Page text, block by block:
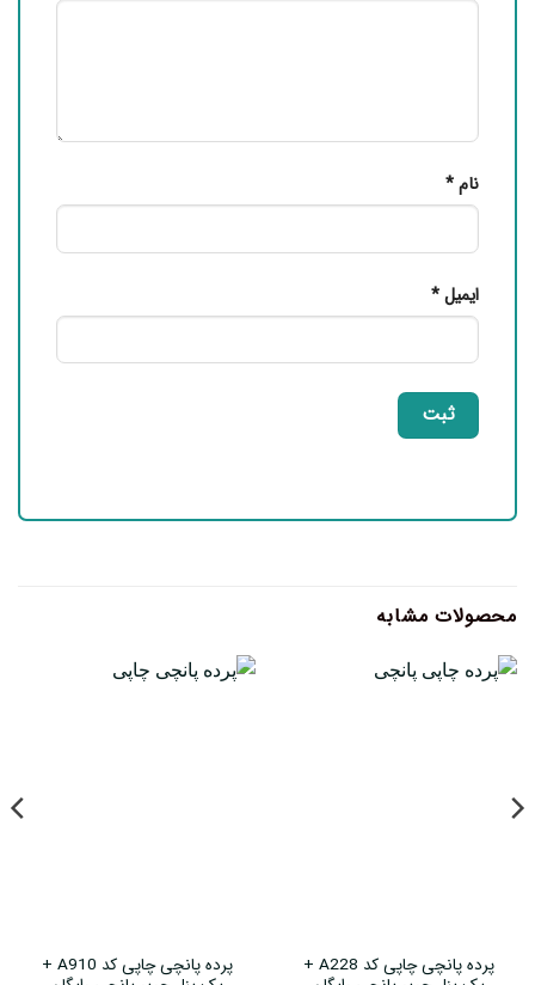
نام*
ایمیل*
محصولات مشابه
پرده پانچی چاپی کد A228 +
پرده پانچی چاپی کد A910 +